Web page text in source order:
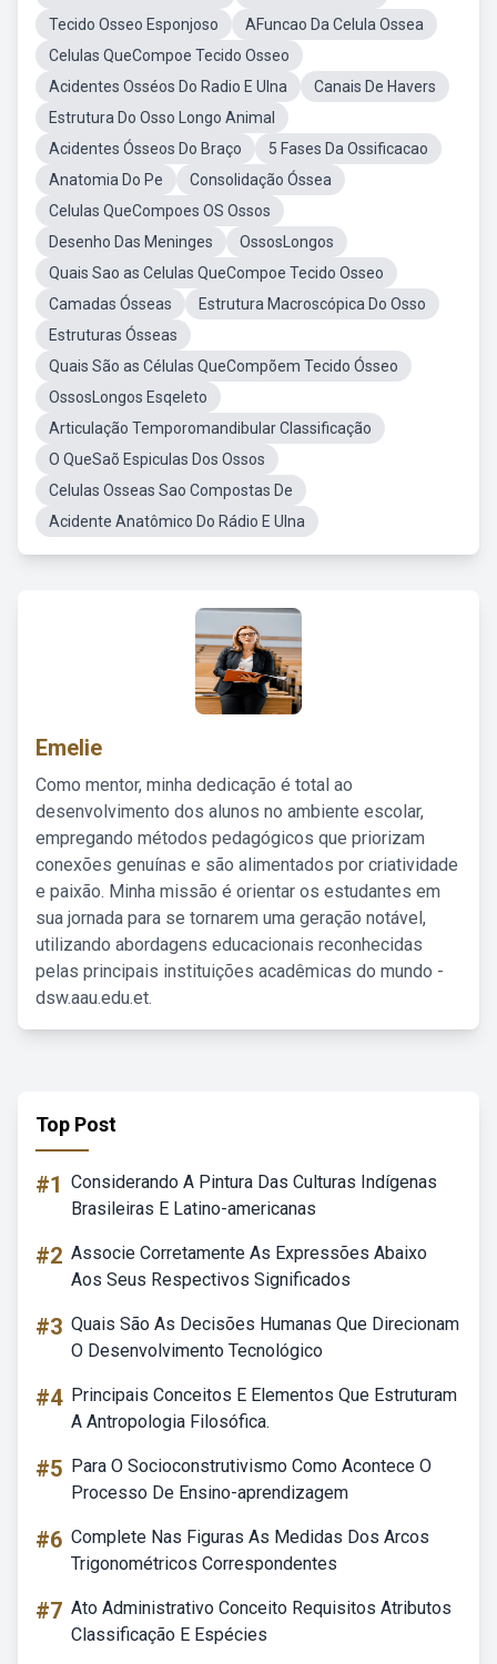
Tecido Osseo Esponjoso
AFuncao Da Celula Ossea
Celulas QueCompoe Tecido Osseo
Acidentes Osséos Do Radio E Ulna
Canais De Havers
Estrutura Do Osso Longo Animal
Acidentes Ósseos Do Braço
5 Fases Da Ossificacao
Anatomia Do Pe
Consolidação Óssea
Celulas QueCompoes OS Ossos
Desenho Das Meninges
OssosLongos
Quais Sao as Celulas QueCompoe Tecido Osseo
Camadas Ósseas
Estrutura Macroscópica Do Osso
Estruturas Ósseas
Quais São as Células QueCompõem Tecido Ósseo
OssosLongos Esqeleto
Articulação Temporomandibular Classificação
O QueSaõ Espiculas Dos Ossos
Celulas Osseas Sao Compostas De
Acidente Anatômico Do Rádio E Ulna
Emelie
Como mentor, minha dedicação é total ao
desenvolvimento dos alunos no ambiente escolar,
empregando métodos pedagógicos que priorizam
conexões genuínas e são alimentados por criatividade
e paixão. Minha missão é orientar os estudantes em
sua jornada para se tornarem uma geração notável,
utilizando abordagens educacionais reconhecidas
pelas principais instituições acadêmicas do mundo -
dsw.aau.edu.et.
Top Post
#1 Considerando A Pintura Das Culturas Indígenas
Brasileiras E Latino-americanas
#2 Associe Corretamente As Expressões Abaixo
Aos Seus Respectivos Significados
#3 Quais São As Decisões Humanas Que Direcionam
O Desenvolvimento Tecnológico
#4 Principais Conceitos E Elementos Que Estruturam
A Antropologia Filosófica.
#5 Para O Socioconstrutivismo Como Acontece O
Processo De Ensino-aprendizagem
#6 Complete Nas Figuras As Medidas Dos Arcos
Trigonométricos Correspondentes
#7 Ato Administrativo Conceito Requisitos Atributos
Classificação E Espécies